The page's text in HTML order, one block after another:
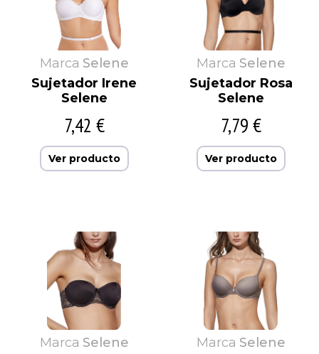
Marca Selene
Sujetador Irene
Selene
7,42 €
Ver producto
Marca Selene
Sujetador Rosa
Selene
7,79 €
Ver producto
Marca Selene
Marca Selene